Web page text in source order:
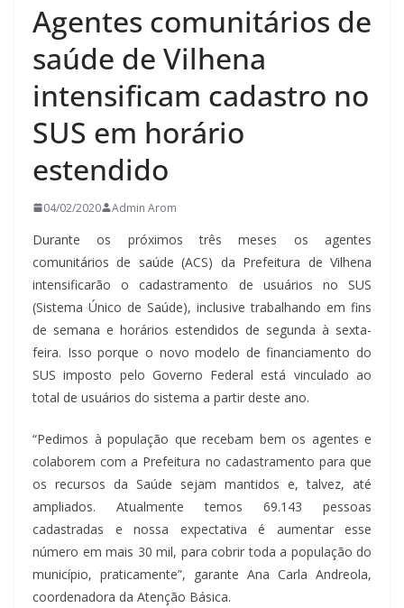
Agentes comunitários de
saúde de Vilhena
intensificam cadastro no
SUS em horário
estendido
04/02/2020 Admin Arom
Durante os próximos três meses os agentes
comunitários de saúde (ACS) da Prefeitura de Vilhena
intensificarão o cadastramento de usuários no SUS
(Sistema Único de Saúde), inclusive trabalhando em fins
de semana e horários estendidos de segunda à sexta-
feira. Isso porque o novo modelo de financiamento do
SUS imposto pelo Governo Federal está vinculado ao
total de usuários do sistema a partir deste ano.
“Pedimos à população que recebam bem os agentes e
colaborem com a Prefeitura no cadastramento para que
os recursos da Saúde sejam mantidos e, talvez, até
ampliados. Atualmente temos 69.143 pessoas
cadastradas e nossa expectativa é aumentar esse
número em mais 30 mil, para cobrir toda a população do
município, praticamente”, garante Ana Carla Andreola,
coordenadora da Atenção Básica.